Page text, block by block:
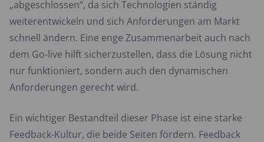
„abgeschlossen“, da sich Technologien ständig
weiterentwickeln und sich Anforderungen am Markt
schnell ändern. Eine enge Zusammenarbeit auch nach
dem Go-live hilft sicherzustellen, dass die Lösung nicht
nur funktioniert, sondern auch den dynamischen
Anforderungen gerecht wird.
Ein wichtiger Bestandteil dieser Phase ist eine starke
Feedback-Kultur, die beide Seiten fördern. Feedback